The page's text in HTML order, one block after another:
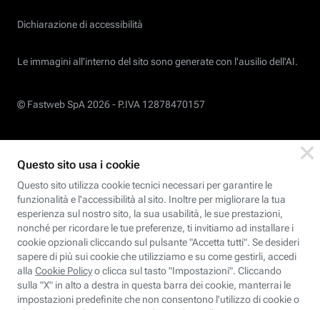
Dichiarazione di accessibilità
Le immagini all’interno del sito sono generate con l'ausilio dell'AI.
© Fastweb SpA 2026 - P.IVA 12878470157